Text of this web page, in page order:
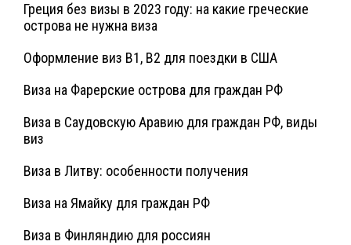
Греция без визы в 2023 году: на какие греческие
острова не нужна виза
Оформление виз B1, B2 для поездки в США
Виза на Фарерские острова для граждан РФ
Виза в Саудовскую Аравию для граждан РФ, виды
виз
Виза в Литву: особенности получения
Виза на Ямайку для граждан РФ
Виза в Финляндию для россиян